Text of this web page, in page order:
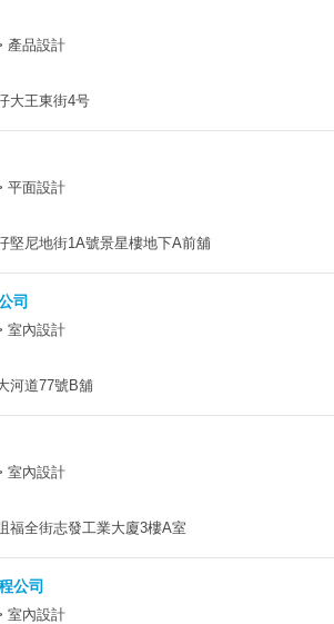
產品設計
大王東街4号
平面設計
堅尼地街1A號景星樓地下A前舖
司
室內設計
河道77號B舖
室內設計
福全街志發工業大廈3樓A室
公司
室內設計